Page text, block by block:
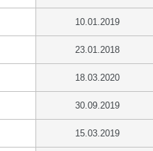
10.01.2019
23.01.2018
18.03.2020
30.09.2019
15.03.2019